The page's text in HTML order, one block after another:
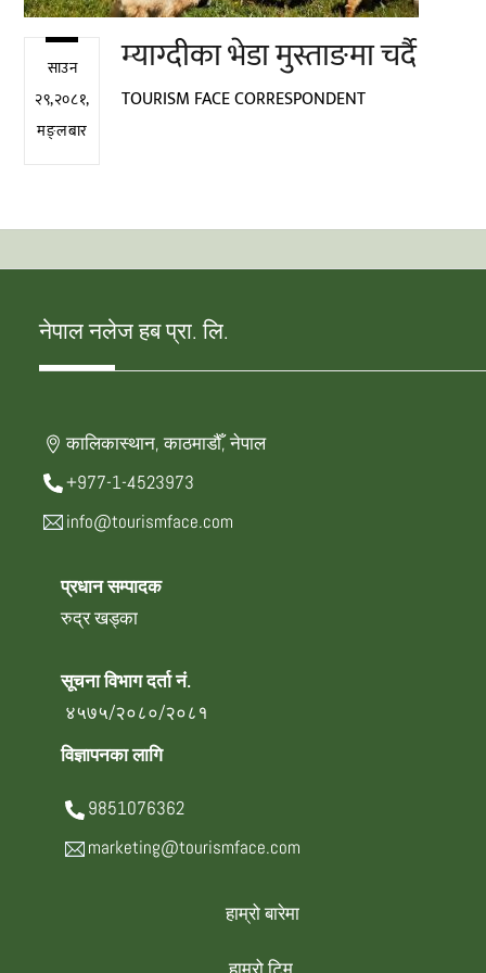
साउन
२९,२०८१,
मङ्लबार
म्याग्दीका भेडा मुस्ताङमा चर्दै
TOURISM FACE CORRESPONDENT
नेपाल नलेज हब प्रा. लि.
कालिकास्थान, काठमाडौँ, नेपाल
+977-1-4523973
info@tourismface.com
प्रधान सम्पादक
रुद्र खड्का
सूचना विभाग दर्ता नं.
४५७५/२०८०/२०८१
विज्ञापनका लागि
9851076362
marketing@tourismface.com
हाम्रो बारेमा